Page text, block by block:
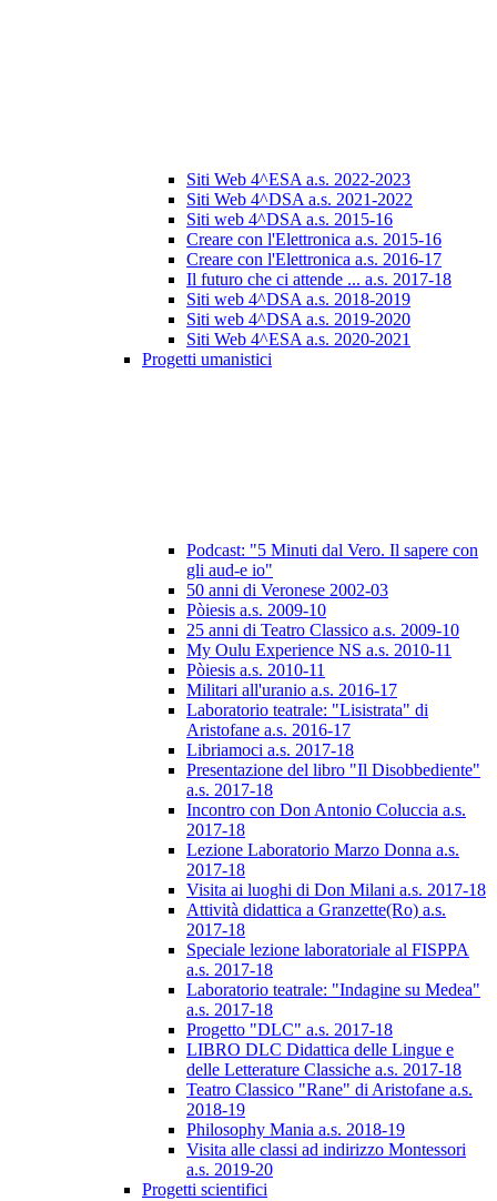
Siti Web 4^ESA a.s. 2022-2023
Siti Web 4^DSA a.s. 2021-2022
Siti web 4^DSA a.s. 2015-16
Creare con l'Elettronica a.s. 2015-16
Creare con l'Elettronica a.s. 2016-17
Il futuro che ci attende ... a.s. 2017-18
Siti web 4^DSA a.s. 2018-2019
Siti web 4^DSA a.s. 2019-2020
Siti Web 4^ESA a.s. 2020-2021
Progetti umanistici
Podcast: "5 Minuti dal Vero. Il sapere con
gli aud-e io"
50 anni di Veronese 2002-03
Pòiesis a.s. 2009-10
25 anni di Teatro Classico a.s. 2009-10
My Oulu Experience NS a.s. 2010-11
Pòiesis a.s. 2010-11
Militari all'uranio a.s. 2016-17
Laboratorio teatrale: "Lisistrata" di
Aristofane a.s. 2016-17
Libriamoci a.s. 2017-18
Presentazione del libro "Il Disobbediente"
a.s. 2017-18
Incontro con Don Antonio Coluccia a.s.
2017-18
Lezione Laboratorio Marzo Donna a.s.
2017-18
Visita ai luoghi di Don Milani a.s. 2017-18
Attività didattica a Granzette(Ro) a.s.
2017-18
Speciale lezione laboratoriale al FISPPA
a.s. 2017-18
Laboratorio teatrale: "Indagine su Medea"
a.s. 2017-18
Progetto "DLC" a.s. 2017-18
LIBRO DLC Didattica delle Lingue e
delle Letterature Classiche a.s. 2017-18
Teatro Classico "Rane" di Aristofane a.s.
2018-19
Philosophy Mania a.s. 2018-19
Visita alle classi ad indirizzo Montessori
a.s. 2019-20
Progetti scientifici